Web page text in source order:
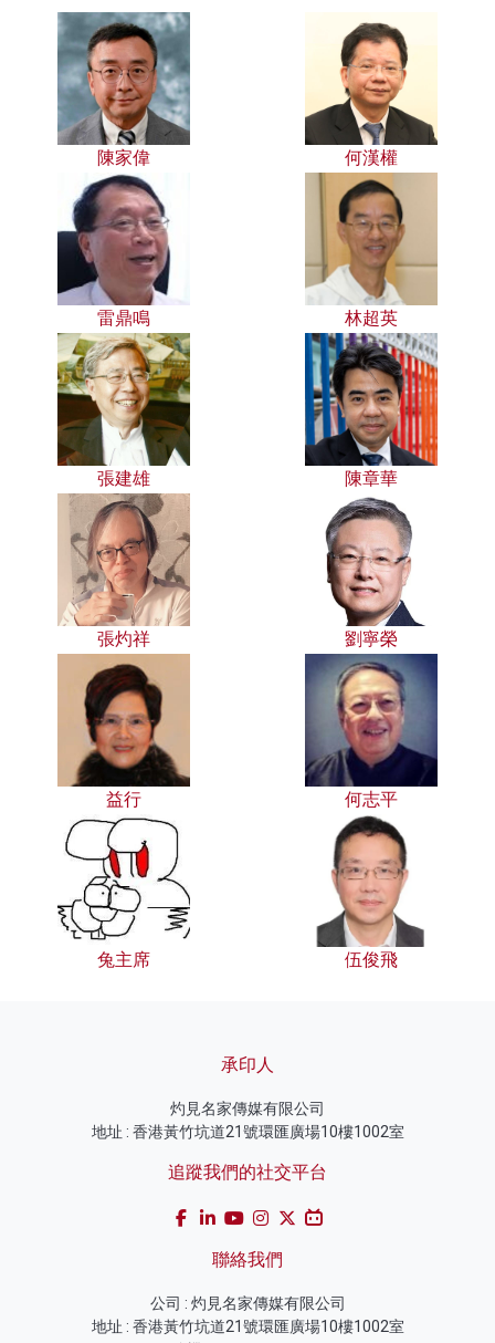
陳家偉 何漢權
雷鼎鳴 林超英
張建雄 陳章華
張灼祥 劉寧榮
益行 何志平
兔主席 伍俊飛
承印人
灼見名家傳媒有限公司
地址 : 香港黃竹坑道21號環匯廣場10樓1002室
追蹤我們的社交平台
聯絡我們
公司 : 灼見名家傳媒有限公司
地址 : 香港黃竹坑道21號環匯廣場10樓1002室